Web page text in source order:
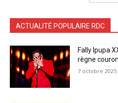
ACTUALITÉ POPULAIRE RDC
Fally Ipupa
règne
7 octobre 2025